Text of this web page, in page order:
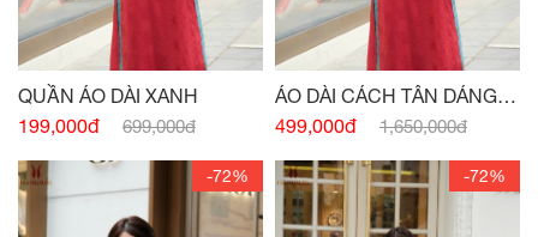
QUẦN ÁO DÀI XANH
199,000đ
699,000đ
ÁO DÀI CÁCH TÂN DÁNG
XUÔNG CỔ 3 PHÂN ĐỎ
499,000đ 1,650,000đ
-72% -72%